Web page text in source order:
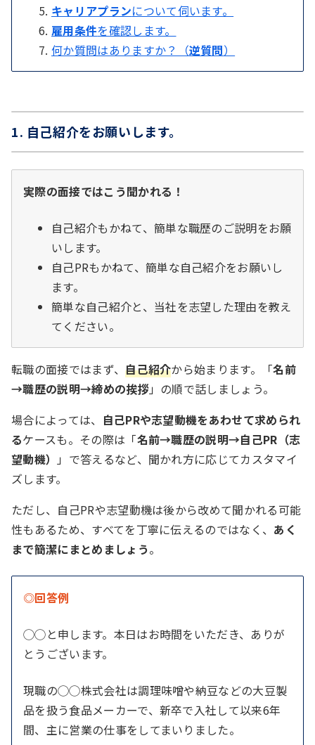
キャリアプランについて伺います。
雇用条件を確認します。
何か質問はありますか？（逆質問）
1. 自己紹介をお願いします。
実際の面接ではこう聞かれる！
自己紹介もかねて、簡単な職歴のご説明をお願
いします。
自己PRもかねて、簡単な自己紹介をお願いし
ます。
簡単な自己紹介と、当社を志望した理由を教え
てください。
転職の面接ではまず、自己紹介から始まります。「名前
→職歴の説明→締めの挨拶」の順で話しましょう。
場合によっては、 自己PRや志望動機をあわせて求められ
るケースも。その際は「名前→職歴の説明→自己PR（志
望動機）
」で答えるなど、聞かれ方に応じてカスタマイ
ズします。
ただし、自己PRや志望動機は後から改めて聞かれる可能
性もあるため、すべてを丁寧に伝えるのではなく、 あく
まで簡潔にまとめましょう。
◎回答例
◯◯と申します。本日はお時間をいただき、ありが
とうございます。
現職の◯◯株式会社は調理味噌や納豆などの大豆製
品を扱う食品メーカーで、新卒で入社して以来6年
間、主に営業の仕事をしてまいりました。